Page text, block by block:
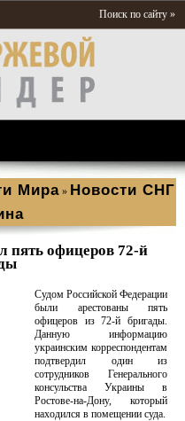
Поиск по сайту »
Мира » Новости СНГ
пять офицеров 72-й
Судом Российской Федерации
были арестованы пять
офицеров из 72-й бригады.
Данную информацию
украинским корреспондентам
подтвердил один из
сотрудников Генерального
консульства Украины в
Ростове-на-Дону, который
находился в помещении суда.